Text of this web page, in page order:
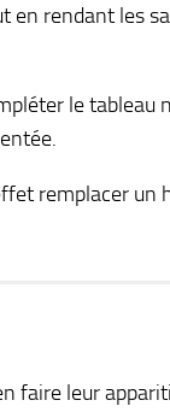
en rendant les
le tableau
remplacer un
faire leur